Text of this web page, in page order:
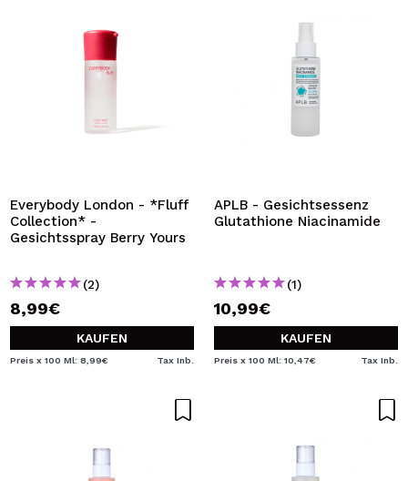
Everybody London - *Fluff
Collection* -
Gesichtsspray Berry Yours
(2)
8,99€
KAUFEN
Preis x 100 Ml: 8,99€ Tax Inb.
APLB - Gesichtsessenz
Glutathione Niacinamide
(1)
10,99€
KAUFEN
Preis x 100 Ml: 10,47€ Tax Inb.